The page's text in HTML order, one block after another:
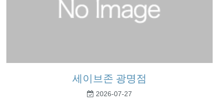
세이브존 광명점
2026-07-27